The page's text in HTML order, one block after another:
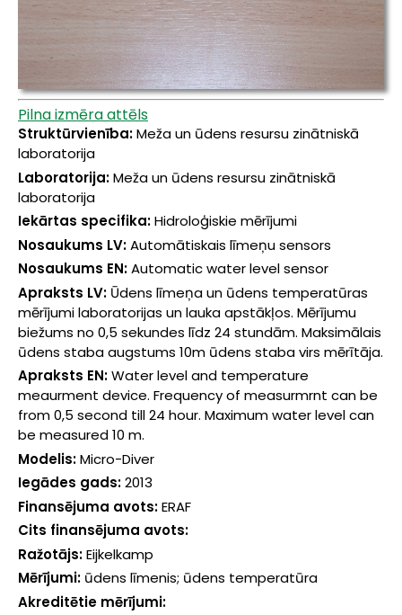
Pilna izmēra attēls
Struktūrvienība:Meža un ūdens resursu zinātniskā
laboratorija
Laboratorija:Meža un ūdens resursu zinātniskā
laboratorija
Iekārtas specifika:Hidroloģiskie mērījumi
Nosaukums LV:Automātiskais līmeņu sensors
Nosaukums EN:Automatic water level sensor
Apraksts LV: Ūdens līmeņa un ūdens temperatūras
mērījumi laboratorijas un lauka apstākļos. Mērījumu
biežums no 0,5 sekundes līdz 24 stundām. Maksimālais
ūdens staba augstums 10m ūdens staba virs mērītāja.
Apraksts EN:Water level and temperature
meaurment device. Frequency of measurmrnt can be
from 0,5 second till 24 hour. Maximum water level can
be measured 10 m.
Modelis:Micro-Diver
Iegādes gads:2013
Finansējuma avots:ERAF
Cits finansējuma avots:
Ražotājs:Eijkelkamp
Mērījumi: ūdens līmenis; ūdens temperatūra
Akreditētie mērījumi: